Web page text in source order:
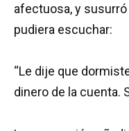
afectuosa, y
pudiera escuchar:
“Le dije que
dinero de la cuenta.